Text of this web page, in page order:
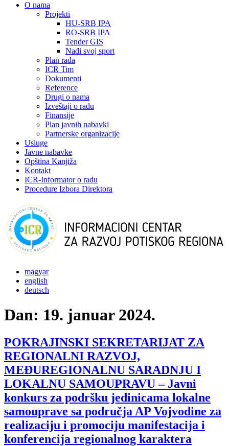
О nama
Projekti
HU-SRB IPA
RO-SRB IPA
Tender GIS
Nađi svoj sport
Plan rada
ICR Tim
Dokumenti
Reference
Drugi o nama
Izveštaji o radu
Finansije
Plan javnih nabavki
Partnerske organizacije
Usluge
Javne nabavke
Opština Kanjiža
Kontakt
ICR-Informator o radu
Procedure Izbora Direktora
magyar
english
deutsch
Dan: 19. januar 2024.
POKRAJINSKI SEKRETARIJAT ZA
REGIONALNI RAZVOJ,
MEĐUREGIONALNU SARADNJU I
LOKALNU SAMOUPRAVU – Javni
konkurs za podršku jedinicama lokalne
samouprave sa područja AP Vojvodine za
realizaciju i promociju manifestacija i
konferencija regionalnog karaktera